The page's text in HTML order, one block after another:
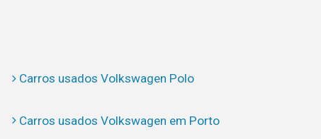
Carros usados Volkswagen Polo
Carros usados Volkswagen em Porto